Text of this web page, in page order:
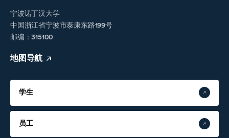
宁波诺丁汉大学
中国浙江省宁波市泰康东路199号
邮编：315100
地图导航
学生
员工